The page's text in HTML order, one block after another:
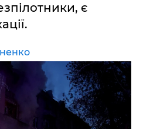
є